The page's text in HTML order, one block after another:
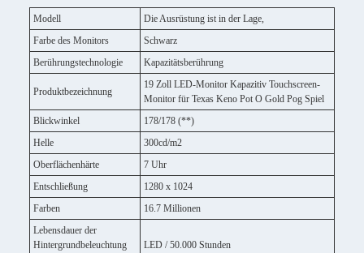
Modell
Die Ausrüstung ist in der Lage,
Farbe des Monitors
Schwarz
Berührungstechnologie
Kapazitätsberührung
Produktbezeichnung
19 Zoll LED-Monitor Kapazitiv Touchscreen-
Monitor für Texas Keno Pot O Gold Pog Spiel
Blickwinkel
178/178 (**)
Helle
300cd/m2
Oberflächenhärte
7 Uhr
Entschließung
1280 x 1024
Farben
16.7 Millionen
Lebensdauer der
Hintergrundbeleuchtung
LED / 50.000 Stunden